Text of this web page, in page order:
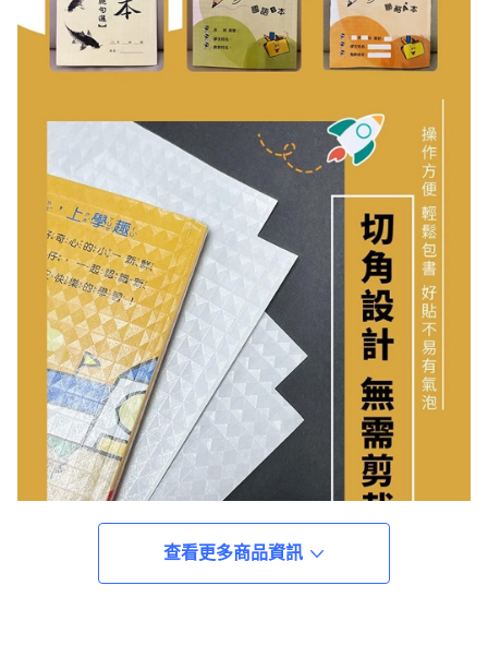
查看更多商品資訊